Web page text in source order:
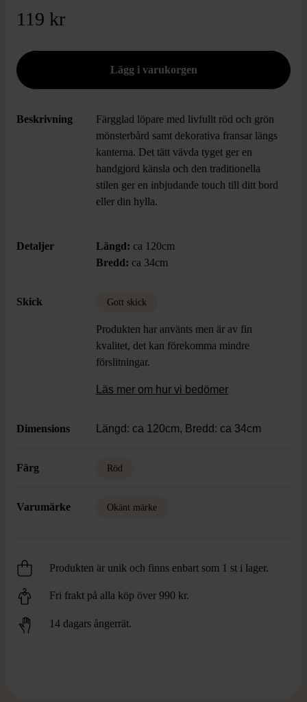
119 kr
Beskrivning
Färgglad löpare med livfullt röd och grön
mönsterbård samt dekorativa fransar längs
kanterna. Det tätt vävda tyget ger en
handgjord känsla och den traditionella
stilen ger en inbjudande touch till ditt bord
eller din hylla.
Detaljer Längd: ca 120cm
Bredd: ca 34cm
Skick Gott skick
Produkten har använts men är av fin
kvalitet, det kan förekomma mindre
förslitningar.
Läs mer om hur vi bedömer
Dimensions Längd: ca 120cm, Bredd: ca 34cm
Färg Röd
Varumärke Okänt märke
Produkten är unik och finns enbart som 1 st i lager.
Fri frakt på alla köp över 990 kr.
14 dagars ångerrät.